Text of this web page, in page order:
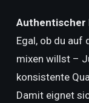
Authentischer
Egal, ob du auf
mixen willst –
konsistente
Damit eignet